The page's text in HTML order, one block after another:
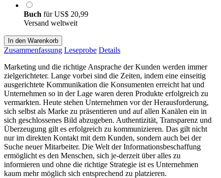
Buch fürUS$ 20,99
Versand weltweit
In den Warenkorb
Zusammenfassung Leseprobe Details
Marketing und die richtige Ansprache der Kunden werden immer
zielgerichteter. Lange vorbei sind die Zeiten, indem eine einseitig
ausgerichtete Kommunikation die Konsumenten erreicht hat und
Unternehmen so in der Lage waren deren Produkte erfolgreich zu
vermarkten. Heute stehen Unternehmen vor der Herausforderung,
sich selbst als Marke zu präsentieren und auf allen Kanälen ein in
sich geschlossenes Bild abzugeben. Authentizität, Transparenz und
Überzeugung gilt es erfolgreich zu kommunizieren. Das gilt nicht
nur im direkten Kontakt mit dem Kunden, sondern auch bei der
Suche neuer Mitarbeiter. Die Welt der Informationsbeschaffung
ermöglicht es den Menschen, sich je-derzeit über alles zu
informieren und ohne die richtige Strategie ist es Unternehmen
kaum mehr möglich sich entsprechend zu platzieren.